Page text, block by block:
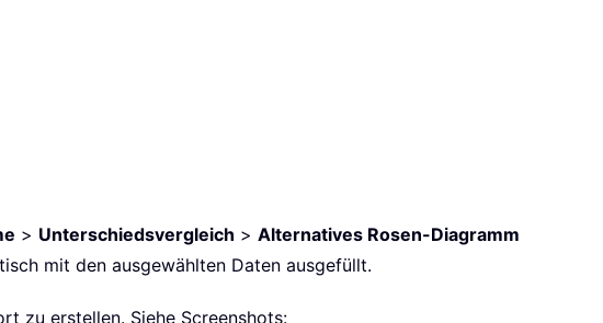
> Unterschiedsvergleich > Alternatives Rosen-Diagramm
mit den ausgewählten Daten ausgefüllt.
zu erstellen. Siehe Screenshots: